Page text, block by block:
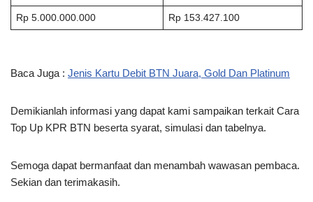
Rp 5.000.000.000 Rp 153.427.100
Baca Juga : Jenis Kartu Debit BTN Juara, Gold Dan Platinum
Demikianlah informasi yang dapat kami sampaikan terkait Cara
Top Up KPR BTN beserta syarat, simulasi dan tabelnya.
Semoga dapat bermanfaat dan menambah wawasan pembaca.
Sekian dan terimakasih.